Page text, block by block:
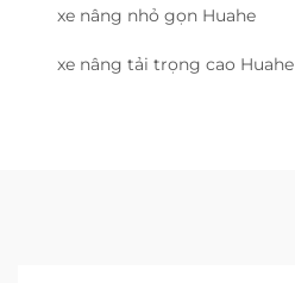
xe nâng nhỏ gọn Huahe
xe nâng tải trọng cao Huahe